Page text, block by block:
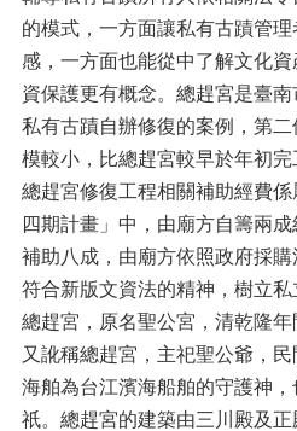
的模式，一方面讓私有古蹟管
感，一方面也能從中了解文化
資保護更有概念。總趕宮是臺
私有古蹟自辦修復的案例，第
模較小，比總趕宮較早於年初完
總趕宮修復工程相關補助經費
四期計畫」中，由廟方自籌兩
補助八成，由廟方依照政府採購
符合新版文資法的精神，樹立私
總趕宮，原名聖公宮，清乾隆
又訛稱總趕宮，主祀聖公爺，
海舶為台江濱海船舶的守護神
祇。總趕宮的建築由三川殿及